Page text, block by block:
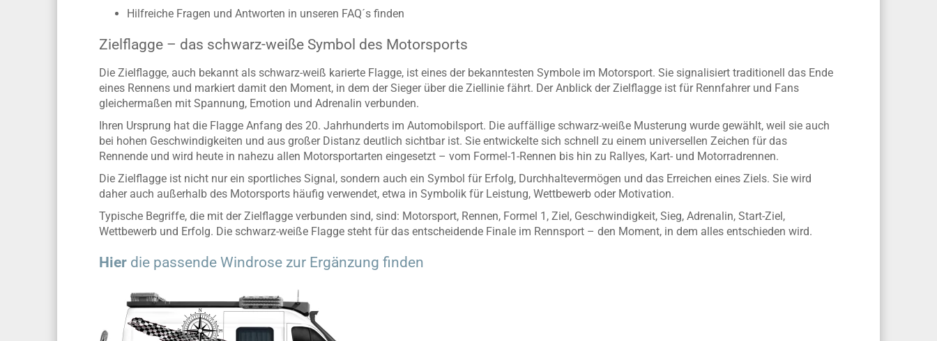
Hilfreiche Fragen und Antworten in unseren FAQ´s finden
Zielflagge – das schwarz-weiße Symbol des Motorsports
Die Zielflagge, auch bekannt als schwarz-weiß karierte Flagge, ist eines der bekanntesten Symbole im Motorsport. Sie signalisiert traditionell das Ende
eines Rennens und markiert damit den Moment, in dem der Sieger über die Ziellinie fährt. Der Anblick der Zielflagge ist für Rennfahrer und Fans
gleichermaßen mit Spannung, Emotion und Adrenalin verbunden.
Ihren Ursprung hat die Flagge Anfang des 20. Jahrhunderts im Automobilsport. Die auffällige schwarz-weiße Musterung wurde gewählt, weil sie auch
bei hohen Geschwindigkeiten und aus großer Distanz deutlich sichtbar ist. Sie entwickelte sich schnell zu einem universellen Zeichen für das
Rennende und wird heute in nahezu allen Motorsportarten eingesetzt – vom Formel-1-Rennen bis hin zu Rallyes, Kart- und Motorradrennen.
Die Zielflagge ist nicht nur ein sportliches Signal, sondern auch ein Symbol für Erfolg, Durchhaltevermögen und das Erreichen eines Ziels. Sie wird
daher auch außerhalb des Motorsports häufig verwendet, etwa in Symbolik für Leistung, Wettbewerb oder Motivation.
Typische Begriffe, die mit der Zielflagge verbunden sind, sind: Motorsport, Rennen, Formel 1, Ziel, Geschwindigkeit, Sieg, Adrenalin, Start-Ziel,
Wettbewerb und Erfolg. Die schwarz-weiße Flagge steht für das entscheidende Finale im Rennsport – den Moment, in dem alles entschieden wird.
Hier die passende Windrose zur Ergänzung finden